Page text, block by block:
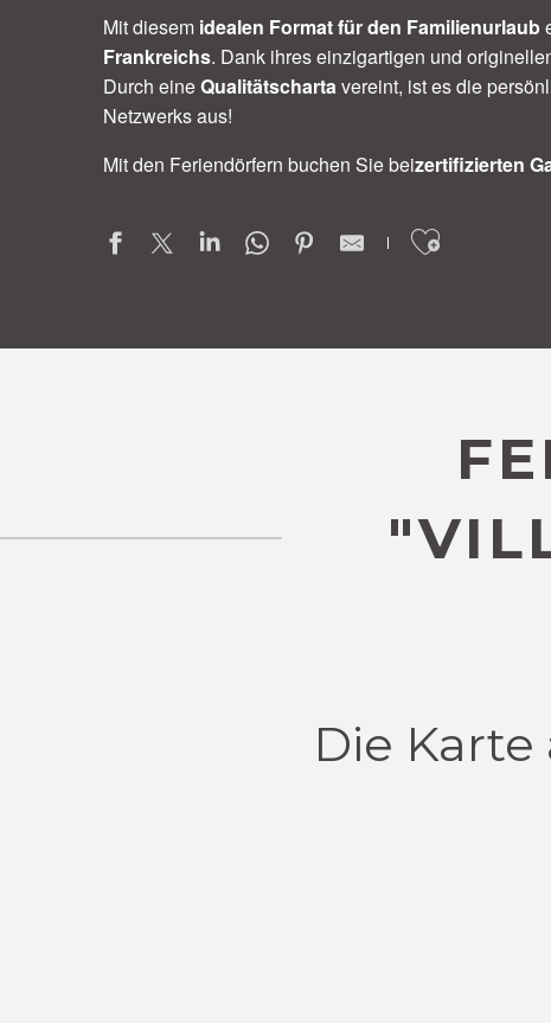
Mit diesem idealen Format für den Familienurlaub
Frankreichs. Dank ihres einzigartigen und
Durch eineQualitätschartavereint, ist es die
Netzwerks aus!
Mit den Feriendörfern buchen Sie beizertifizierten
Ajouter
Die